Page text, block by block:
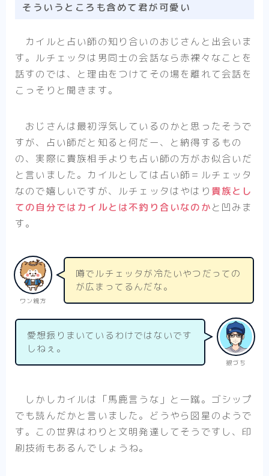
そういうところも含めて君が可愛い
カイルと占い師の知り合いのおじさんと出会いま
す。ルチェッタは男同士の会話なら赤裸々なことを
話すのでは、と理由をつけてその場を離れて会話を
こっそりと聞きます。
おじさんは最初浮気しているのかと思ったそうで
すが、占い師だと知ると何だー、と納得するもの
の、実際に貴族相手よりも占い師の方がお似合いだ
と言いました。カイルとしては占い師＝ルチェッタ
なので嬉しいですが、ルチェッタはやはり 貴族とし
ての自分ではカイルとは不釣り合いなのかと凹みま
す。
ワン親方
噂でルチェッタが冷たいやつだっての
が広まってるんだな。
銀づち
愛想振りまいているわけではないです
しねぇ。
しかしカイルは「馬鹿言うな」と一蹴。ゴシップ
でも読んだかと言いました。どうやら図星のようで
す。この世界はわりと文明発達してそうですし、印
刷技術もあるんでしょうね。